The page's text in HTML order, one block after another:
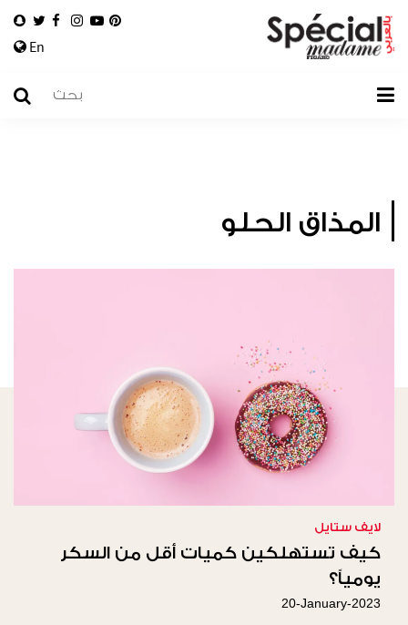
En
المذاق الحلو
لايف ستايل
كيف تستهلكين كميات أقل من السكر
يومياً؟
20-January-2023